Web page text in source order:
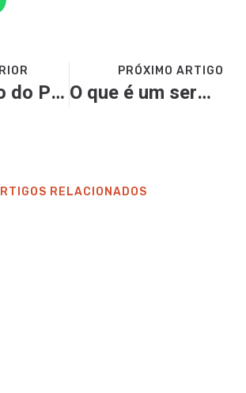
A Vocação do Pregador
PRÓXIMO ARTIGO
O que é um sermão expositivo?
RELACIONADOS